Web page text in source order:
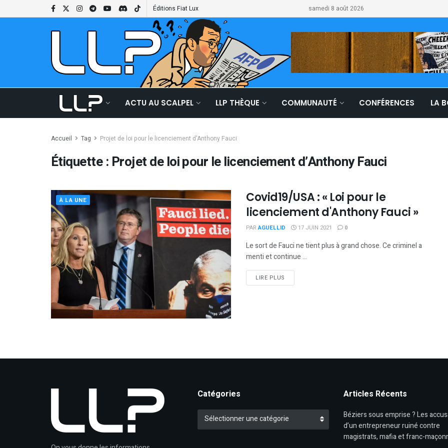
Éditions Fiat Lux samedi 8 août 2026
ACTU AU SCALPEL LLP THÈQUE COMMUNAUTÉ CONFÉRENCES LA
Accueil Tag Projet de loi pour le licenciement d'Anthony Fauci
Étiquette : Projet de loi pour le licenciement d’Anthony Fauci
À LA UNE
Covid19/USA : « Loi pour le
licenciement d'Anthony Fauci »
PAR AGUELLID 17 JUIN 2021 0
Le sort de Fauci ne tient plus à grand chose. Ce criminel a
menti et continue ...
LIRE PLUS
Catégories
Catégories
Sélectionner une catégorie
Articles Récents
Béziers sous emprise ? Les
d’un entrepreneur ruiné contre
magistrats, mafia et franc-